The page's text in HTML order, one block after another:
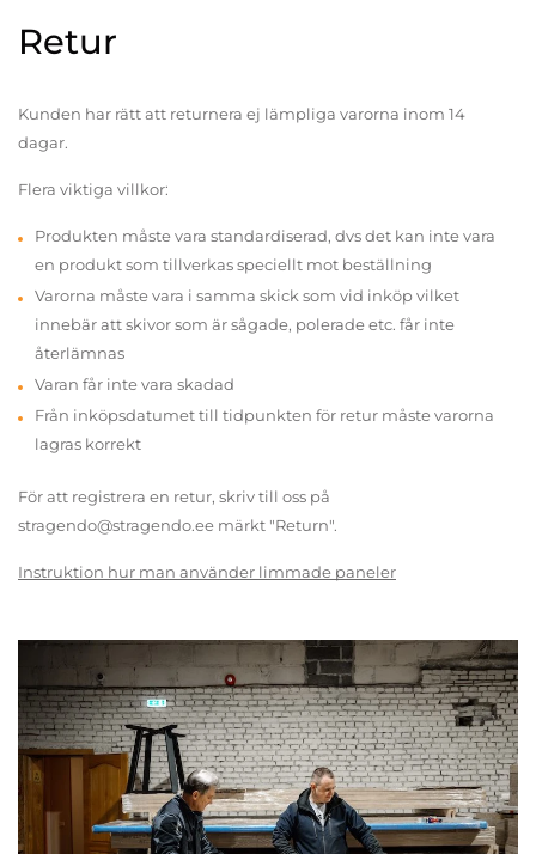
Retur
Kunden har rätt att returnera ej lämpliga varorna inom 14
dagar.
Flera viktiga villkor:
Produkten måste vara standardiserad, dvs det kan inte vara
en produkt som tillverkas speciellt mot beställning
Varorna måste vara i samma skick som vid inköp vilket
innebär att skivor som är sågade, polerade etc. får inte
återlämnas
Varan får inte vara skadad
Från inköpsdatumet till tidpunkten för retur måste varorna
lagras korrekt
För att registrera en retur, skriv till oss på
stragendo@stragendo.ee märkt "Return".
Instruktion hur man använder limmade paneler